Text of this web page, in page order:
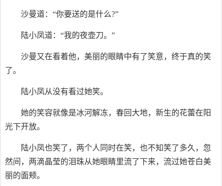
沙曼道：“你要送的是什么?”
陆小凤道：“我的夜壶刀。”
沙曼又在看着他，美丽的眼睛中有了笑意，终于真的笑
了。
陆小凤从没有看过她笑。
她的笑容就像是冰河解冻，春回大地，新生的花蕾在阳
光下开放。
陆小凤也笑了，两个人同时在笑，也不知笑了多久，忽
然间，两滴晶莹的泪珠从她眼睛里流了下来，流过她苍白美
丽的面颊。